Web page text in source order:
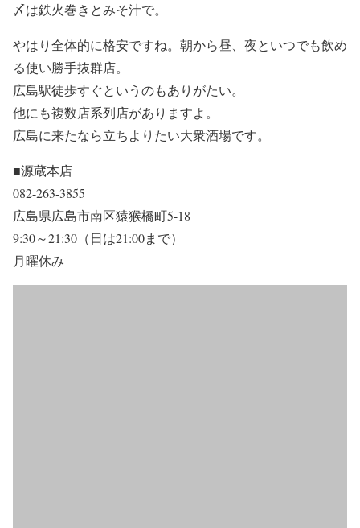
〆は鉄火巻きとみそ汁で。
やはり全体的に格安ですね。朝から昼、夜といつでも飲め
る使い勝手抜群店。
広島駅徒歩すぐというのもありがたい。
他にも複数店系列店がありますよ。
広島に来たなら立ちよりたい大衆酒場です。
■源蔵本店
082-263-3855
広島県広島市南区猿猴橋町5-18
9:30～21:30（日は21:00まで）
月曜休み